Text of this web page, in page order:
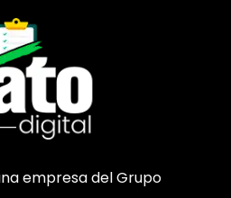
empresa del Grupo